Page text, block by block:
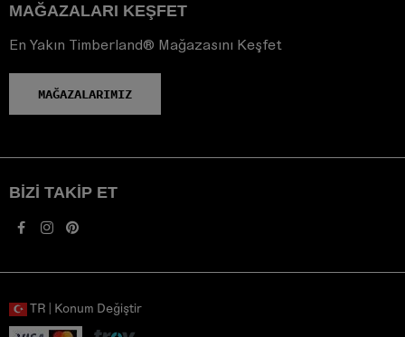
MAĞAZALARI KEŞFET
En Yakın Timberland® Mağazasını Keşfet
MAĞAZALARIMIZ
BIZI TAKIP ET
TR | Konum Değiştir